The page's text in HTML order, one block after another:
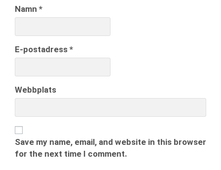
Namn *
E-postadress *
Webbplats
Save my name, email, and website in this browser
for the next time I comment.